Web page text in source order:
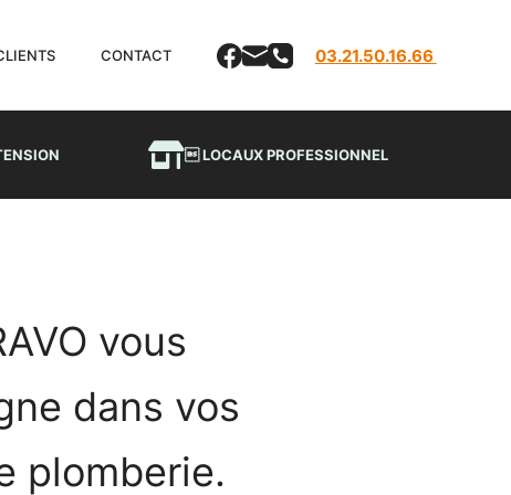
CONTACT 03.21.50.16.66
 LOCAUX PROFESSIONNEL
vous
dans vos
plomberie.